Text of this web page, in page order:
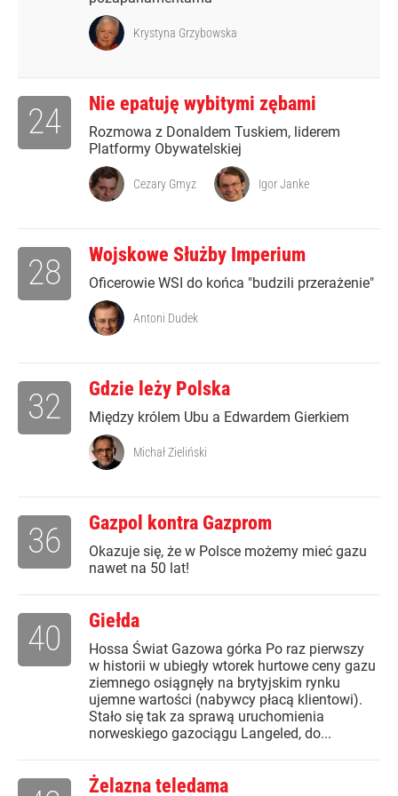
Krystyna Grzybowska
Nie epatuję wybitymi zębami
Rozmowa z Donaldem Tuskiem, liderem
Platformy Obywatelskiej
24
Cezary Gmyz Igor Janke
Wojskowe Służby Imperium
Oficerowie WSI do końca "budzili przerażenie"
28
Antoni Dudek
Gdzie leży Polska
Między królem Ubu a Edwardem Gierkiem
32
Michał Zieliński
Gazpol kontra Gazprom
Okazuje się, że w Polsce możemy mieć gazu
nawet na 50 lat!
36
Giełda
Hossa Świat Gazowa górka Po raz pierwszy
w historii w ubiegły wtorek hurtowe ceny gazu
ziemnego osiągnęły na brytyjskim rynku
ujemne wartości (nabywcy płacą klientowi).
Stało się tak za sprawą uruchomienia
norweskiego gazociągu Langeled, do...
40
Żelazna teledama